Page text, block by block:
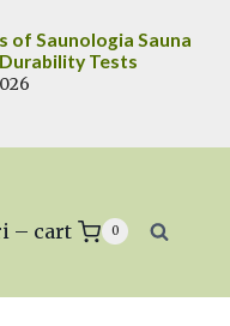
of Saunologia Sauna
Tests
– cart 0